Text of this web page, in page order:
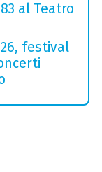
al Teatro
festival